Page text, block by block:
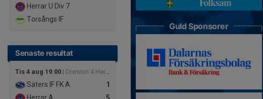
Herrar U Div 7
Torsångs IF
Senaste resultat
Tis 4 aug 19:00 | Division 4 Herr Dalarna
1
Säters IF FK A
Guld Sponsorer